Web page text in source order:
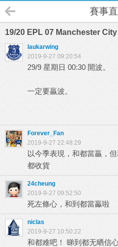
賽事
19/20 EPL 07 Manchester
laukarwing
2019-9-27 09:20:54
29/9 星期日 00:30 開波。
一定要贏波。
Forever_Fan
2019-9-27 22:48:29
以今季表現，和都當贏，
都收貨
24cheung
2019-9-27 09:52:50
死左條心，和到都當驘啦
niclas
2019-9-27 10:50:22
和都难吧！ 睇到都无晒信心